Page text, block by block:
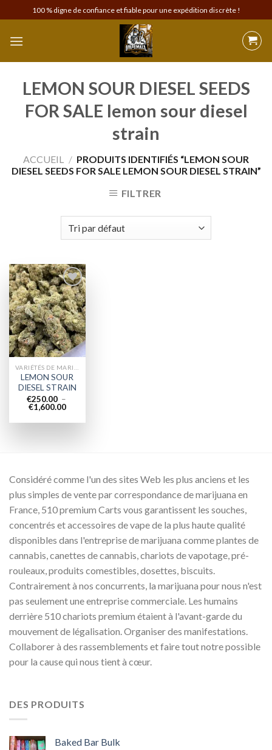
to
content
100 % digne de confiance et fiable pour une expédition discrète !
LEMON SOUR DIESEL SEEDS
FOR SALE lemon sour diesel
strain
ACCUEIL / PRODUITS IDENTIFIÉS “LEMON SOUR
DIESEL SEEDS FOR SALE LEMON SOUR DIESEL STRAIN”
FILTRER
Add to
wishlist
LEMON SOUR
DIESEL STRAIN
€250.00 –
€1,600.00Plage
prix :
Considéré comme l'un des sites Web les plus anciens et les
plus simples de vente par correspondance de marijuana en
France, 510 premium Carts vous garantissent les souches,
concentrés et accessoires de vape de la plus haute qualité
disponibles dans l'entreprise de marijuana comme plantes de
cannabis, canettes de cannabis, chariots de vapotage, pré-
rouleaux, produits comestibles, dosettes, biscuits.
Contrairement à nos concurrents, la marijuana pour nous n'est
pas seulement une entreprise commerciale. Les humains
derrière 510 chariots premium étaient à l'avant-garde du
mouvement de légalisation. Organiser des manifestations.
Collaborer à des rassemblements et faire tout notre possible
pour la cause qui nous tient à cœur.
DES PRODUITS
Baked Bar Bulk